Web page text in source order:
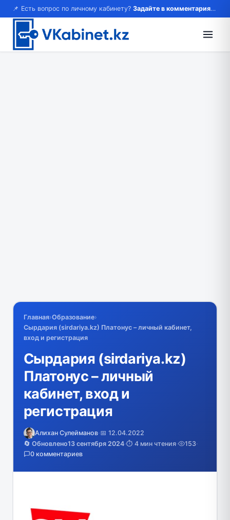
📌 Есть вопрос по личному кабинету? Задайте в комментариях — ответим!
Главная›Образование›
Сырдария (sirdariya.kz) Платонус – личный кабинет,
вход и регистрация
Сырдария (sirdariya.kz)
Платонус – личный
кабинет, вход и
регистрация
Алихан Сулейманов·📅 12.04.2022
🔄 Обновлено13 сентября 2024·⏱️ 4 мин чтения· 153·
0 комментариев